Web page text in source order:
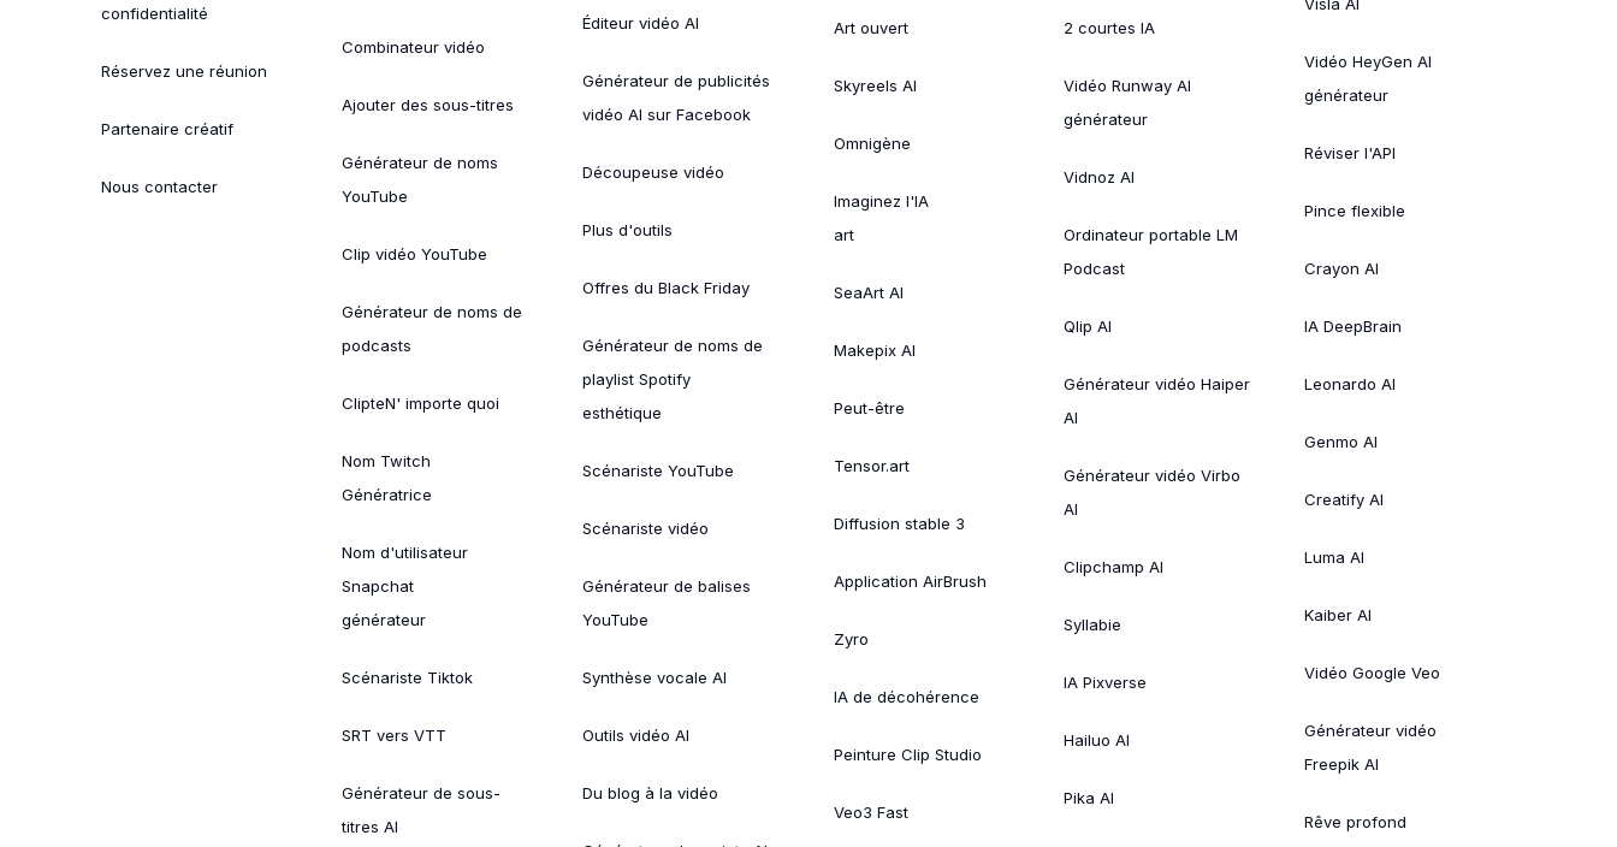
confidentialité
Réservez une réunion
Partenaire créatif
Nous contacter
Combinateur vidéo
Ajouter des sous-titres
Générateur de noms
YouTube
Clip vidéo YouTube
Générateur de noms de
podcasts
ClipteN' importe quoi
Nom Twitch
Génératrice
Nom d'utilisateur
Snapchat
générateur
Scénariste Tiktok
SRT vers VTT
Générateur de sous-
titres AI
Éditeur vidéo AI
Générateur de publicités
vidéo AI sur Facebook
Découpeuse vidéo
Plus d'outils
Offres du Black Friday
Générateur de noms de
playlist Spotify
esthétique
Scénariste YouTube
Scénariste vidéo
Générateur de balises
YouTube
Synthèse vocale AI
Outils vidéo AI
Du blog à la vidéo
Art ouvert
Skyreels AI
Omnigène
Imaginez l'IA
art
SeaArt AI
Makepix AI
Peut-être
Tensor.art
Diffusion stable 3
Application AirBrush
Zyro
IA de décohérence
Peinture Clip Studio
Veo3 Fast
2 courtes IA
Vidéo Runway AI
générateur
Vidnoz AI
Ordinateur portable LM
Podcast
Qlip AI
Générateur vidéo Haiper
AI
Générateur vidéo Virbo
AI
Clipchamp AI
Syllabie
IA Pixverse
Hailuo AI
Pika AI
Vidéo HeyGen AI
générateur
Réviser l'API
Pince flexible
Crayon AI
IA DeepBrain
Leonardo AI
Genmo AI
Creatify AI
Luma AI
Kaiber AI
Vidéo Google Veo
Générateur vidéo
Freepik AI
Rêve profond